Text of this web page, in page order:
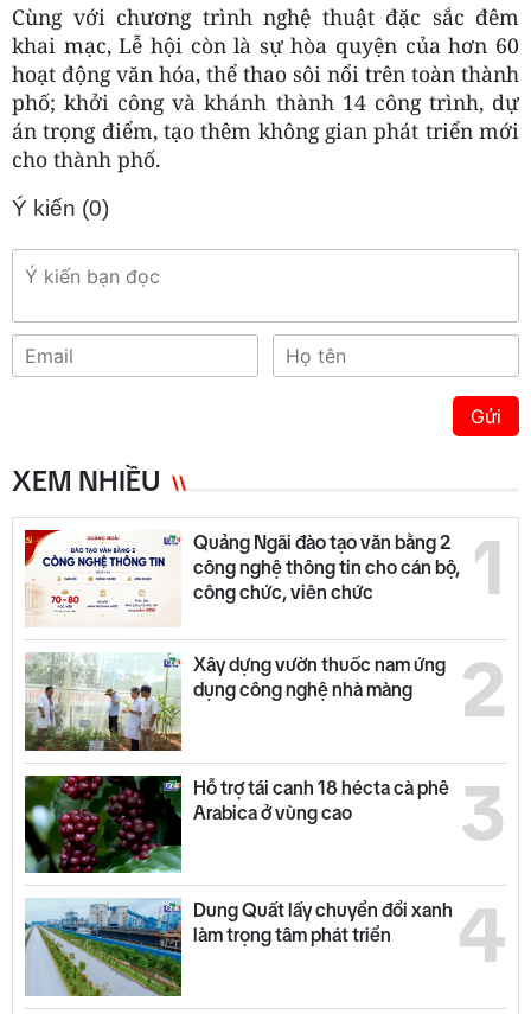
Cùng với chương trình nghệ thuật đặc sắc đêm
khai mạc, Lễ hội còn là sự hòa quyện của hơn 60
hoạt động văn hóa, thể thao sôi nổi trên toàn thành
phố; khởi công và khánh thành 14 công trình, dự
án trọng điểm, tạo thêm không gian phát triển mới
cho thành phố.
Ý kiến (0)
Gửi
XEM NHIỀU
1
Quảng Ngãi đào tạo văn bằng 2
công nghệ thông tin cho cán bộ,
công chức, viên chức
2
Xây dựng vườn thuốc nam ứng
dụng công nghệ nhà màng
3
Hỗ trợ tái canh 18 hécta cà phê
Arabica ở vùng cao
4
Dung Quất lấy chuyển đổi xanh
làm trọng tâm phát triển